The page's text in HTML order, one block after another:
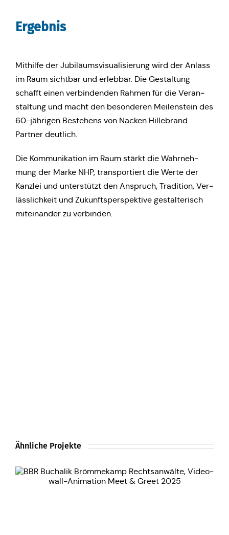
Ergeb­nis
Mit­hil­fe der Jubi­lä­ums­vi­sua­li­sie­rung wird der Anlass
im Raum sicht­bar und erleb­bar. Die Gestal­tung
schafft einen ver­bin­den­den Rahmen für die Ver­an­
stal­tung und macht den beson­de­ren Mei­len­stein des
60-jäh­ri­gen Bestehens von Nacken Hil­le­brand
Partner deutlich.
Die Kom­mu­ni­ka­ti­on im Raum stärkt die Wahr­neh­
mung der Marke NHP, trans­por­tiert die Werte der
Kanzlei und unter­stützt den Anspruch, Tra­di­ti­on, Ver­
läss­lich­keit und Zukunfts­per­spek­ti­ve gestal­te­risch
mit­ein­an­der zu verbinden.
Ähnliche Projekte